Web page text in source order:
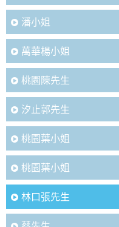
潘小姐
萬華楊小姐
桃園陳先生
汐止郭先生
桃園葉小姐
桃園葉小姐
林口張先生